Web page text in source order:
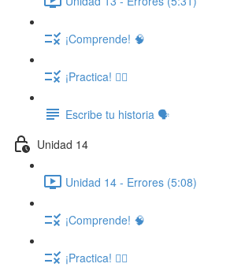
¡Comprende! 🧠
¡Practica! ✍🏽
Escribe tu historia 🗣️
Unidad 14
Unidad 14 - Errores (5:08)
¡Comprende! 🧠
¡Practica! ✍🏽